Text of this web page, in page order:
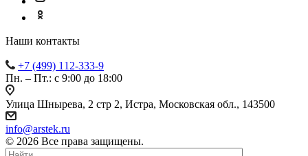
Наши контакты
+7 (499) 112-333-9
Пн. – Пт.: с 9:00 до 18:00
Улица Шнырева, 2 стр 2, Истра, Московская обл., 143500
info@arstek.ru
© 2026 Все права защищены.